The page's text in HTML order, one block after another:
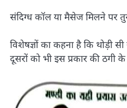
संदिग्ध कॉल या मैसेज मिलने पर
विशेषज्ञों का कहना है कि थोड़ी
दूसरों को भी इस प्रकार की ठगी के